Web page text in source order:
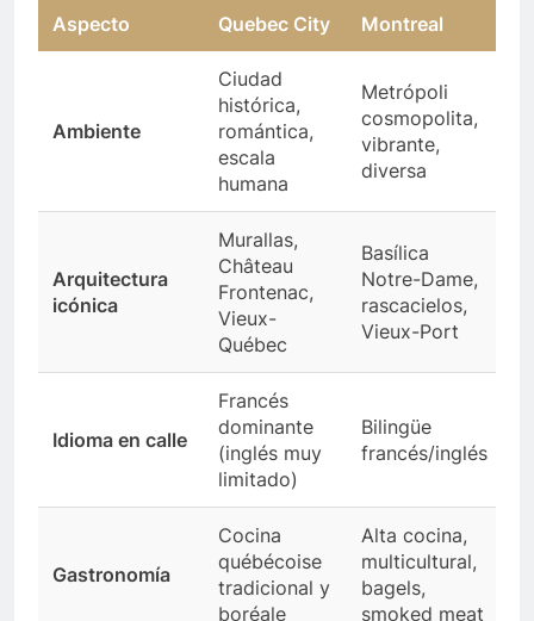
Aspecto Quebec City Montreal
Ambiente
Ciudad
histórica,
romántica,
escala
humana
Metrópoli
cosmopolita,
vibrante,
diversa
Arquitectura
icónica
Murallas,
Château
Frontenac,
Vieux-
Québec
Basílica
Notre-Dame,
rascacielos,
Vieux-Port
Idioma en calle
Francés
dominante
(inglés muy
limitado)
Bilingüe
francés/inglés
Gastronomía
Cocina
québécoise
tradicional y
boréale
Alta cocina,
multicultural,
bagels,
smoked meat